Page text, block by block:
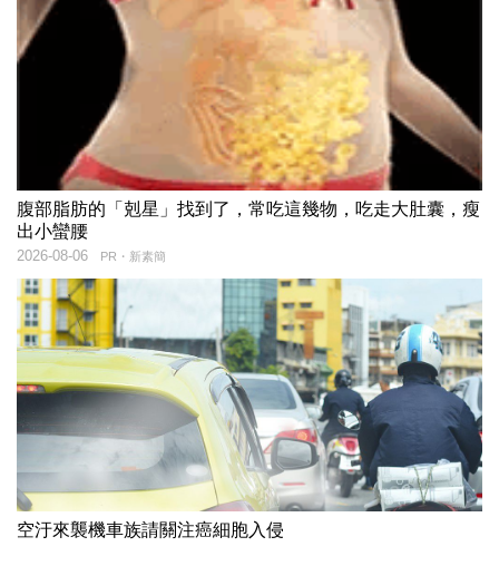
腹部脂肪的「剋星」找到了，常吃這幾物，吃走大肚囊，瘦
出小蠻腰
PR・新素簡
2026-08-06
空汙來襲機車族請關注癌細胞入侵